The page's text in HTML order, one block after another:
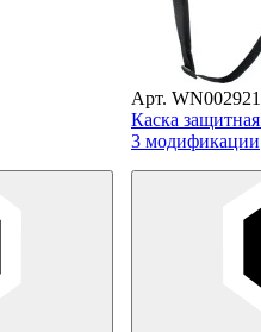
Арт.
Каска
3 модификации